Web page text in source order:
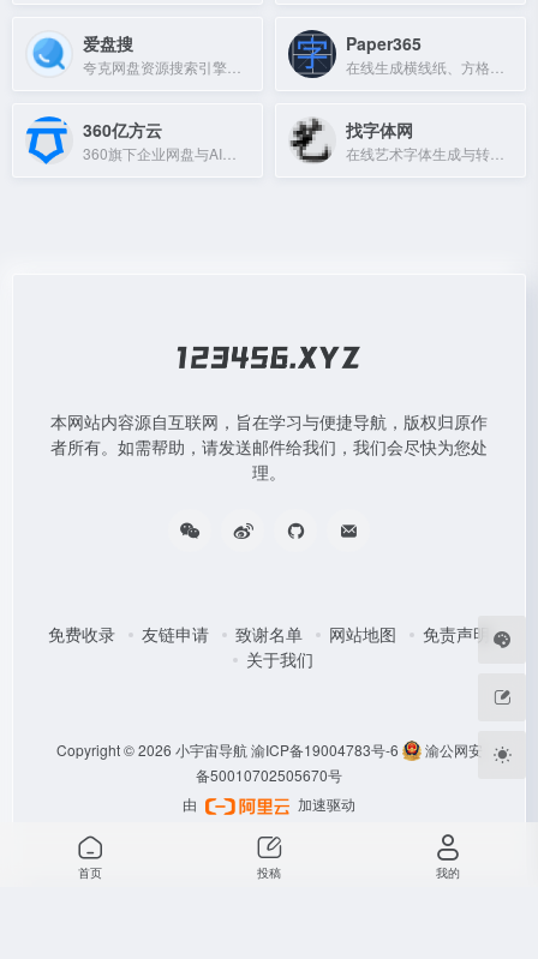
爱盘搜 Paper365
360亿方云 找字体网
本网站内容源自互联网，旨在学习与便捷导航，版权归原作
者所有。如需帮助，请发送邮件给我们，我们会尽快为您处
理。
免费收录 友链申请 致谢名单 网站地图
免责声明
关于我们
Copyright © 2026 小宇宙导航 渝ICP备19004783号-6
渝公网安
备50010702505670号
由
加速驱动
首页 投稿 我的